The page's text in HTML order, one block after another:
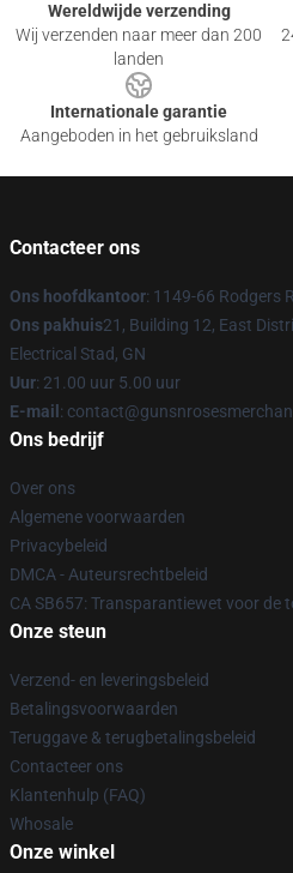
Wereldwijde verzending
Wij verzenden naar meer dan 200
landen
Internationale garantie
Aangeboden in het gebruiksland
Contacteer ons
Ons hoofdkantoor: 1149-66 Rodgers
Ons pakhuis21, Building 12, East
Electrical Stad, GN
Uur: 21.00 uur 5.00 uur
E-mail :
Ons bedrijf
Over ons
Algemene voorwaarden
Privacybeleid
DMCA - Auteursrechtbeleid
CA SB657: Transparantiewet voor de
Onze steun
Verzend- en leveringsbeleid
Betalingsvoorwaarden
Teruggave & terugbetalingsbeleid
Contacteer ons
Klantenhulp (FAQ)
Whosale
Onze winkel